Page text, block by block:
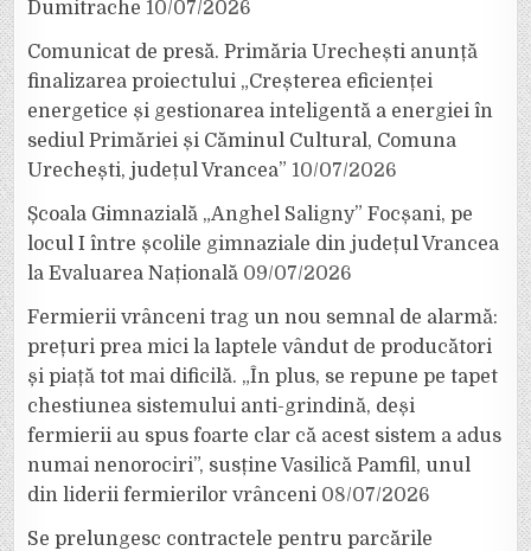
Dumitrache 10/07/2026
Comunicat de presă. Primăria Urechești anunță
finalizarea proiectului „Creșterea eficienței
energetice și gestionarea inteligentă a energiei în
sediul Primăriei și Căminul Cultural, Comuna
Urechești, județul Vrancea” 10/07/2026
Școala Gimnazială „Anghel Saligny” Focșani, pe
locul I între școlile gimnaziale din județul Vrancea
la Evaluarea Națională 09/07/2026
Fermierii vrânceni trag un nou semnal de alarmă:
prețuri prea mici la laptele vândut de producători
și piață tot mai dificilă. „În plus, se repune pe tapet
chestiunea sistemului anti-grindină, deși
fermierii au spus foarte clar că acest sistem a adus
numai nenorociri”, susține Vasilică Pamfil, unul
din liderii fermierilor vrânceni 08/07/2026
Se prelungesc contractele pentru parcările